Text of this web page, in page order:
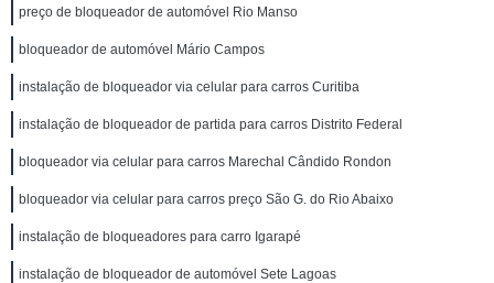
preço de bloqueador de automóvel Rio Manso
bloqueador de automóvel Mário Campos
instalação de bloqueador via celular para carros Curitiba
instalação de bloqueador de partida para carros Distrito Federal
bloqueador via celular para carros Marechal Cândido Rondon
bloqueador via celular para carros preço São G. do Rio Abaixo
instalação de bloqueadores para carro Igarapé
instalação de bloqueador de automóvel Sete Lagoas